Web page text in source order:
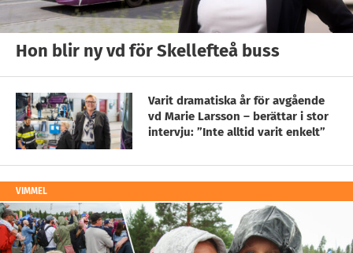
Hon blir ny vd för Skellefteå buss
Varit dramatiska år för avgående
vd Marie Larsson – berättar i stor
intervju: ”Inte alltid varit enkelt”
VIMMEL